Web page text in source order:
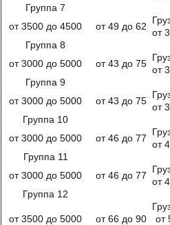
Группа 7
от 3500 до 4500
от 49 до 62
от
Группа 8
от 3000 до 5000
от 43 до 75
от
Группа 9
от 3000 до 5000
от 43 до 75
от
Группа 10
от 3000 до 5000
от 46 до 77
от
Группа 11
от 3000 до 5000
от 46 до 77
от
Группа 12
от 3500 до 5000 от 66 до 90
от